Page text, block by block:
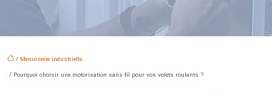
/ Menuiserie industrielle
/ Pourquoi choisir une motorisation sans fil pour vos volets roulants ?